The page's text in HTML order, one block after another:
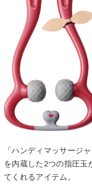
「ハンディマッサージ
を内蔵した2つの指圧玉
てくれるアイテム。